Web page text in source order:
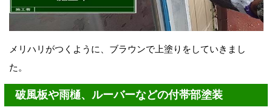
メリハリがつくように、ブラウンで上塗りをしていきまし
た。
破風板や雨樋、ルーバーなどの付帯部塗装